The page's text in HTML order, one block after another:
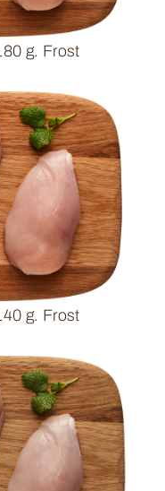
g. Frost
g. Frost